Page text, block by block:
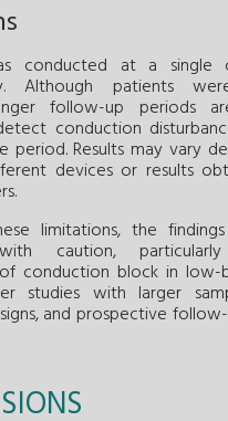
conducted at a single
Although patients
follow-up periods
conduction
period. Results may vary
devices or results
limitations, the
caution,
conduction block in low-
studies with larger
and prospective